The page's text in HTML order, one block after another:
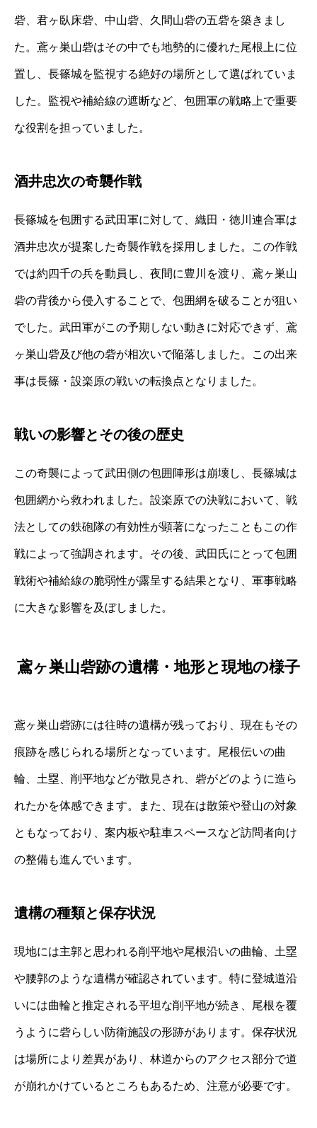
砦、君ヶ臥床砦、中山砦、久間山砦の五砦を築きまし
た。鳶ヶ巣山砦はその中でも地勢的に優れた尾根上に位
置し、長篠城を監視する絶好の場所として選ばれていま
した。監視や補給線の遮断など、包囲軍の戦略上で重要
な役割を担っていました。
酒井忠次の奇襲作戦
長篠城を包囲する武田軍に対して、織田・徳川連合軍は
酒井忠次が提案した奇襲作戦を採用しました。この作戦
では約四千の兵を動員し、夜間に豊川を渡り、鳶ヶ巣山
砦の背後から侵入することで、包囲網を破ることが狙い
でした。武田軍がこの予期しない動きに対応できず、鳶
ヶ巣山砦及び他の砦が相次いで陥落しました。この出来
事は長篠・設楽原の戦いの転換点となりました。
戦いの影響とその後の歴史
この奇襲によって武田側の包囲陣形は崩壊し、長篠城は
包囲網から救われました。設楽原での決戦において、戦
法としての鉄砲隊の有効性が顕著になったこともこの作
戦によって強調されます。その後、武田氏にとって包囲
戦術や補給線の脆弱性が露呈する結果となり、軍事戦略
に大きな影響を及ぼしました。
鳶ヶ巣山砦跡の遺構・地形と現地の様子
鳶ヶ巣山砦跡には往時の遺構が残っており、現在もその
痕跡を感じられる場所となっています。尾根伝いの曲
輪、土塁、削平地などが散見され、砦がどのように造ら
れたかを体感できます。また、現在は散策や登山の対象
ともなっており、案内板や駐車スペースなど訪問者向け
の整備も進んでいます。
遺構の種類と保存状況
現地には主郭と思われる削平地や尾根沿いの曲輪、土塁
や腰郭のような遺構が確認されています。特に登城道沿
いには曲輪と推定される平坦な削平地が続き、尾根を覆
うように砦らしい防衛施設の形跡があります。保存状況
は場所により差異があり、林道からのアクセス部分で道
が崩れかけているところもあるため、注意が必要です。